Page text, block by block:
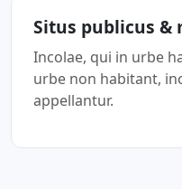
Situs publicus &
Incolae, qui in urbe
urbe non habitant,
appellantur.